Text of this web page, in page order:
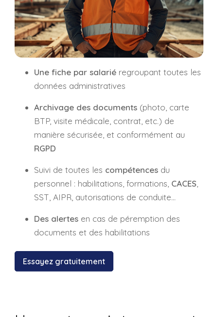
Une fiche par salarié regroupant toutes les
données administratives
Archivage des documents (photo, carte
BTP, visite médicale, contrat, etc.) de
manière sécurisée, et conformément au
RGPD
Suivi de toutes les compétences du
personnel : habilitations, formations, CACES
SST, AIPR, autorisations de conduite…
Des alertes en cas de péremption des
documents et des habilitations
Essayez gratuitement